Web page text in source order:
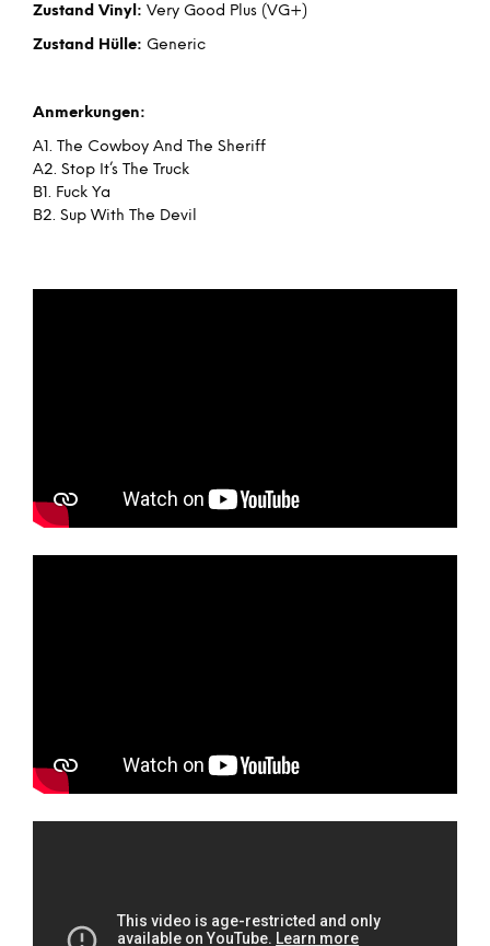
Zustand Vinyl: Very Good Plus (VG+)
Zustand Hülle: Generic
Anmerkungen:
A1. The Cowboy And The Sheriff
A2. Stop It’s The Truck
B1. Fuck Ya
B2. Sup With The Devil